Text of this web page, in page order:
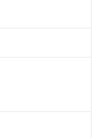
って非含有を証明す
応完了までの期間
特段のことがない限